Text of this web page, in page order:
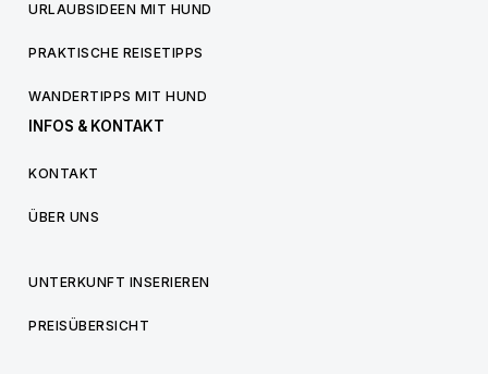
URLAUBSIDEEN MIT HUND
PRAKTISCHE REISETIPPS
WANDERTIPPS MIT HUND
INFOS & KONTAKT
KONTAKT
ÜBER UNS
UNTERKUNFT INSERIEREN
PREISÜBERSICHT